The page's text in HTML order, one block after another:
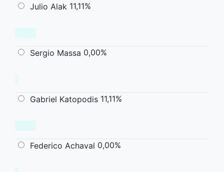
Julio Alak 11,11%
Sergio Massa 0,00%
Gabriel Katopodis 11,11%
Federico Achaval 0,00%